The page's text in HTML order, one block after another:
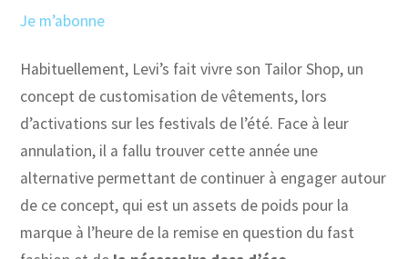
Je m’abonne
Habituellement, Levi’s fait vivre son Tailor Shop, un
concept de customisation de vêtements, lors
d’activations sur les festivals de l’été. Face à leur
annulation, il a fallu trouver cette année une
alternative permettant de continuer à engager autour
de ce concept, qui est un assets de poids pour la
marque à l’heure de la remise en question du fast